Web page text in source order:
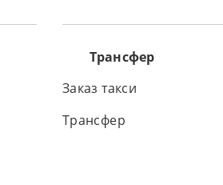
Трансфер
Заказ такси
Трансфер